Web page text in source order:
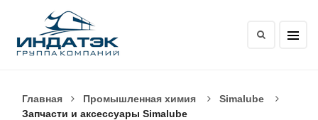
Главная Промышленная химия
Simalube
Запчасти и аксессуары Simalube